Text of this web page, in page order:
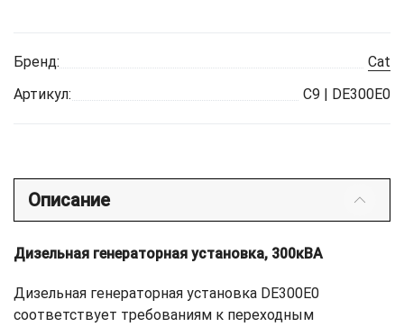
Бренд:
Cat
Артикул:
C9 | DE300E0
Описание
Дизельная генераторная установка, 300кВА
Дизельная генераторная установка DE300E0
соответствует требованиям к переходным